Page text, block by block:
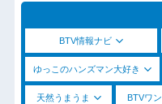
BTV情報ナビ
ゆっこのハンズマン大好き
天然うまうま BTVワ